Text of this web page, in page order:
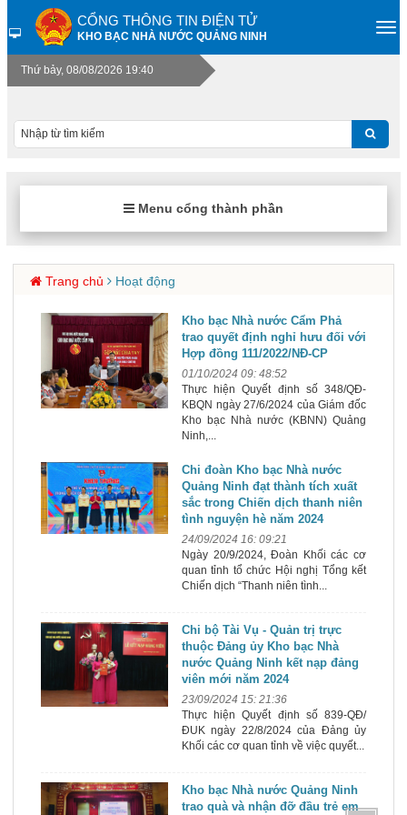
CỔNG THÔNG TIN ĐIỆN TỬ
KHO BẠC NHÀ NƯỚC QUẢNG NINH
Thứ bảy, 08/08/2026 19:40
Menu cổng thành phần
Trang chủ Hoạt động
Kho bạc Nhà nước Cẩm Phả
trao quyết định nghỉ hưu đối với
Hợp đồng 111/2022/NĐ-CP
01/10/2024 09: 48:52
Thực hiện Quyết định số 348/QĐ-
KBQN ngày 27/6/2024 của Giám đốc
Kho bạc Nhà nước (KBNN) Quảng
Ninh,...
Chi đoàn Kho bạc Nhà nước
Quảng Ninh đạt thành tích xuất
sắc trong Chiến dịch thanh niên
tình nguyện hè năm 2024
24/09/2024 16: 09:21
Ngày 20/9/2024, Đoàn Khối các cơ
quan tỉnh tổ chức Hội nghị Tổng kết
Chiến dịch “Thanh niên tình...
Chi bộ Tài Vụ - Quản trị trực
thuộc Đảng ủy Kho bạc Nhà
nước Quảng Ninh kết nạp đảng
viên mới năm 2024
23/09/2024 15: 21:36
Thực hiện Quyết định số 839-QĐ/
ĐUK ngày 22/8/2024 của Đảng ủy
Khối các cơ quan tỉnh về việc quyết...
Kho bạc Nhà nước Quảng Ninh
trao quà và nhận đỡ đầu trẻ em